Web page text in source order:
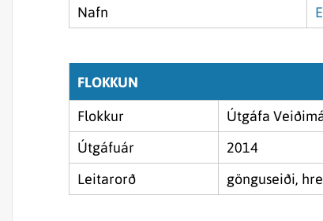
Nafn
FLOKKUN
Flokkur
Útgáfa
Útgáfuár
2014
Leitarorð
gönguseiði,